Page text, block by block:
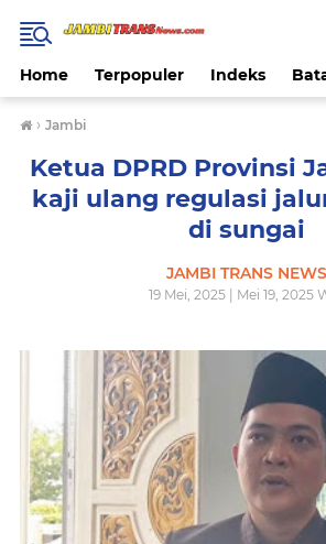
Home Terpopuler Indeks
› Jambi
Ketua DPRD Provinsi
kaji ulang regulasi
di sungai
JAMBI TRANS NEWS
19 Mei, 2025 | Mei 19, 2025